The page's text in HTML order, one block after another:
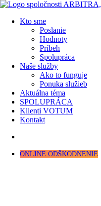
Kto sme
Poslanie
Hodnoty
Príbeh
Spolupráca
Naše služby
Ako to funguje
Ponuka služieb
Aktuálna téma
SPOLUPRÁCA
Klienti VOTUM
Kontakt
ONLINE ODŠKODNENIE